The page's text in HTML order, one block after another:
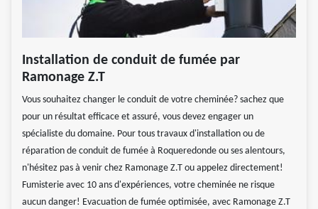
Installation de conduit de fumée par
Ramonage Z.T
Vous souhaitez changer le conduit de votre cheminée? sachez que
pour un résultat efficace et assuré, vous devez engager un
spécialiste du domaine. Pour tous travaux d'installation ou de
réparation de conduit de fumée à Roqueredonde ou ses alentours,
n'hésitez pas à venir chez Ramonage Z.T ou appelez directement!
Fumisterie avec 10 ans d'expériences, votre cheminée ne risque
aucun danger! Evacuation de fumée optimisée, avec Ramonage Z.T